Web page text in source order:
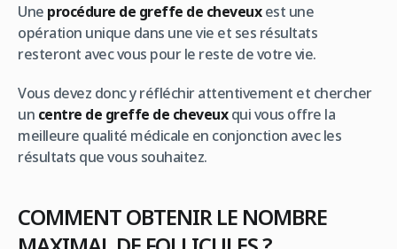
Une procédure de greffe de cheveuxest une
opération unique dans une vie et ses résultats
resteront avec vous pour le reste de votre vie.
Vous devez donc y réfléchir attentivement et chercher
un centre de greffe de cheveuxqui vous offre la
meilleure qualité médicale en conjonction avec les
résultats que vous souhaitez.
COMMENT OBTENIR LE NOMBRE